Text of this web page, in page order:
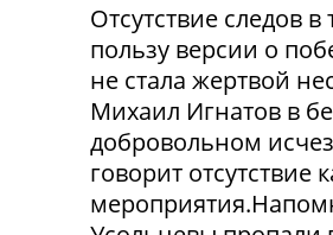
Отсутствие следов
пользу версии о
не стала жертвой
Михаил Игнатов в
добровольном
говорит